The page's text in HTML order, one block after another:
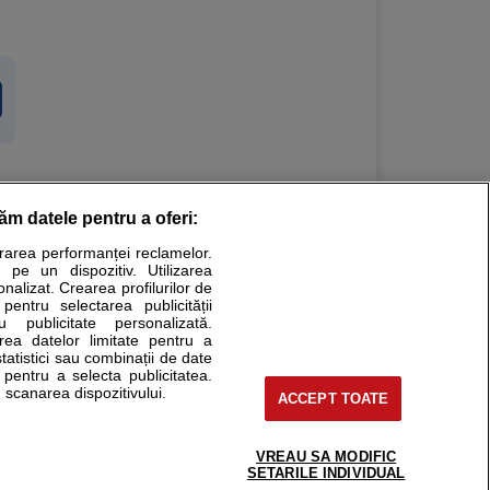
Ele nu pot substitui consultul medical direct si
fie medicul Dvs., fie unul dintre medicii pe care
pacient
support@sfatulmedicului.ro
0374 109 268
datele pentru a oferi:
performanței reclamelor.
pe un dispozitiv. Utilizarea
Crearea profilurilor de
selectarea publicității
publicitate personalizată.
datelor limitate pentru a
sau combinații de date
a selecta publicitatea.
dispozitivului.
ACCEPT TOATE
VREAU SA MODIFIC
SETARILE INDIVIDUAL